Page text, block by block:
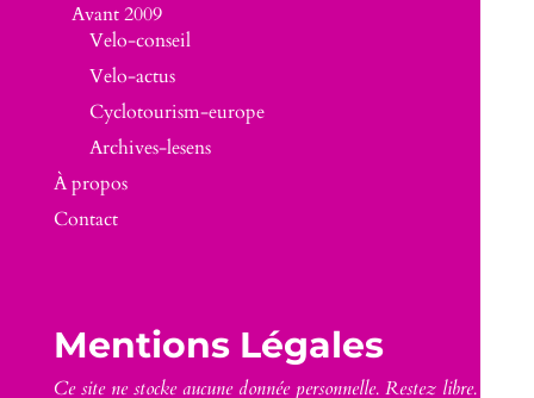
Avant 2009
Velo-conseil
Velo-actus
Cyclotourism-europe
Archives-lesens
À propos
Contact
Mentions Légales
Ce site ne stocke aucune donnée personnelle. Restez libre.